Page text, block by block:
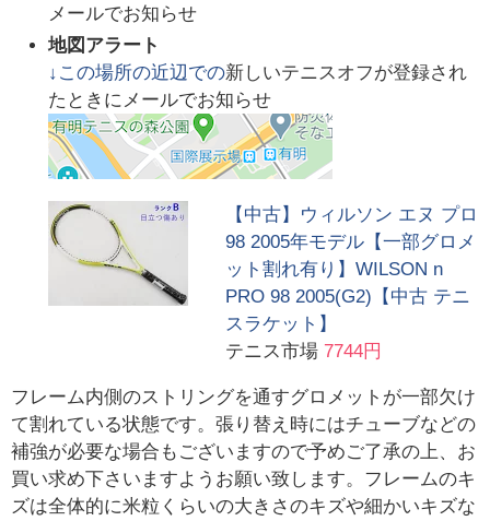
メールでお知らせ
地図アラート
↓この場所の近辺での新しいテニスオフが登録され
たときにメールでお知らせ
【中古】ウィルソン エヌ プロ
98 2005年モデル【一部グロメ
ット割れ有り】WILSON n
PRO 98 2005(G2)【中古 テニ
スラケット】
テニス市場 7744円
フレーム内側のストリングを通すグロメットが一部欠け
て割れている状態です。張り替え時にはチューブなどの
補強が必要な場合もございますので予めご了承の上、お
買い求め下さいますようお願い致します。フレームのキ
ズは全体的に米粒くらいの大きさのキズや細かいキズな